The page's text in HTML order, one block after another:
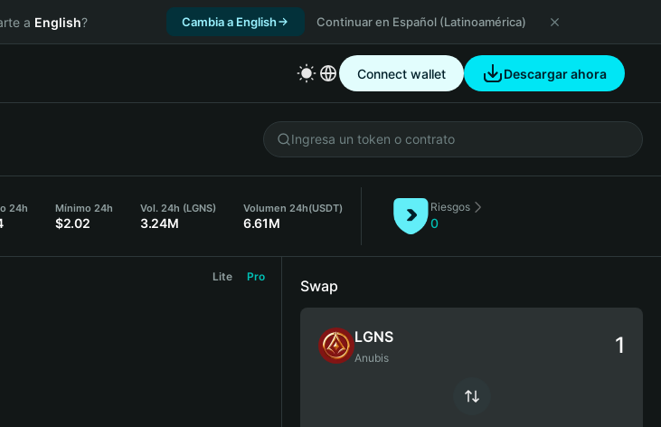
a English? Cambia a English Continuar en Español (Latinoamérica)
Connect wallet Descargar ahora
24h Mínimo 24h
$2.02
Vol. 24h (LGNS)
3.24M
Volumen 24h(USDT)
6.61M
Riesgos
0
Lite Pro
Swap
LGNS
Anubis